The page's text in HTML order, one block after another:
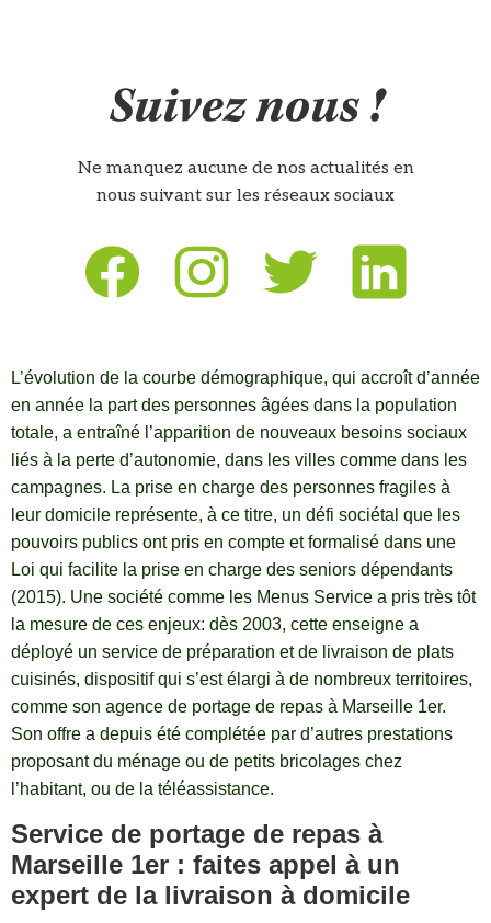
Suivez nous !
Ne manquez aucune de nos actualités en
nous suivant sur les réseaux sociaux
L’évolution de la courbe démographique, qui accroît d’année
en année la part des personnes âgées dans la population
totale, a entraîné l’apparition de nouveaux besoins sociaux
liés à la perte d’autonomie, dans les villes comme dans les
campagnes. La prise en charge des personnes fragiles à
leur domicile représente, à ce titre, un défi sociétal que les
pouvoirs publics ont pris en compte et formalisé dans une
Loi qui facilite la prise en charge des seniors dépendants
(2015). Une société comme les Menus Service a pris très tôt
la mesure de ces enjeux: dès 2003, cette enseigne a
déployé un service de préparation et de livraison de plats
cuisinés, dispositif qui s’est élargi à de nombreux territoires,
comme son agence de portage de repas à Marseille 1er.
Son offre a depuis été complétée par d’autres prestations
proposant du ménage ou de petits bricolages chez
l’habitant, ou de la téléassistance.
Service de portage de repas à
Marseille 1er : faites appel à un
expert de la livraison à domicile